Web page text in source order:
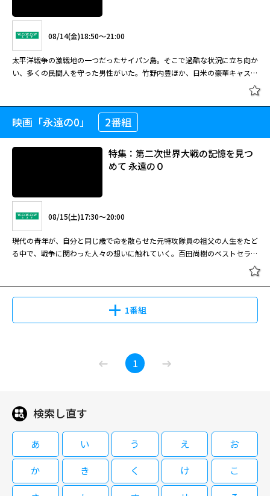
貧しかった戦後を前提にした前作から一歩進み、貧富の差が生まれだした時
ッセージが込められた。吉岡など、キャストは前作の人気者たちが再び結
集。後に３部作の完結編となる第３作「ＡＬＷＡＹＳ 三丁目の夕日’６
４」も作られた。 昭和３４年春、東京・下町の夕日町三丁目。駄菓子店の
店主で作家志望の茶川は、想いを寄せる女性ヒロミから預かった少年、淳之
介と暮らしている。そこへ淳之介の実父である男性が再び息子を連れ戻そう
べく、一度は諦めた芥川賞を再び目指す。一方、そのご近所である《鈴木オ
ート》の一家は、ひょんなことから美加という少女をしばらく預かること
に……。
ざまな変化をもたらした。吉岡秀隆ら俳優陣再々集結の第３作。監督は「ゴ
ジラ−１．０」の山崎貴。
夏休みスペシャル！「ALWAYS 三丁
目の夕日」3作品一挙放送 ALWAYS
三丁目の夕日'64
08/28(金)16:15～18:45
ジラ－１．０」の山崎貴。 西岸良平の国民的人気コミックを山崎監督が得
意のＶＦＸを駆使して映画化したシリーズ。引き続いて昭和３０年代を舞台
に、東京の下町・夕日町三丁目に生きる庶民を描く。このシリーズの特色と
いえるのは、ＶＦＸでよみがえらせた昭和３０年代の風景の数々。本作では
東京オリンピック開会式の飛行機雲や、当時開通したばかりの東海道新幹線
も登場し、現代とまったく違う風景は懐かしさと郷愁を醸す。登場するキャ
ラクターたちも前作から５年後、それぞれに人物像が成長。その作品世界に
ク”の看板作家として、「銀河少年ミノル」の連載を続けていた。だが、編
集者から“もっと新しい雰囲気で”と言われた茶川はスランプに陥る。そんな
ものになった。六子は憧れの医師の車を修理したことをきっかけに、彼と交
閉じる
08/14(金)18:50～21:00
太平洋戦争の激戦地の一つだったサイパン島。そこで過酷な状況に立ち向か
い、多くの民間人を守った男性がいた。竹野内豊ほか、日米の豪華キャスト
太平洋の奇跡 −フォックスと呼ば
れた男−
い、多くの民間人を守った男性がいた。竹野内豊ほか、日米の豪華キャスト
が共演した戦争ドラマ。
映画「永遠の0」 2番組
特集：第二次世界大戦の記憶を見つ
めて 永遠の０
08/15(土)17:30～20:00
現代の青年が、自分と同じ歳で命を散らせた元特攻隊員の祖父の人生をたど
る中で、戦争に関わった人々の想いに触れていく。百田尚樹のベストセラー
腕の零戦乗りである一方、生還に執着し続けた臆病者と非難も浴びていた祖
後に「ゴジラ-1.0」を手掛ける山崎貴監督が映画化、興収８７億円という巨
大ヒットを記録した戦争ドラマ大作。岡田准一が回想の中の祖父役を演じ、
進路に疑問を抱き始めていた。そんなとき、彼は今の祖父とは血のつながり
郎は祖父の人生をたどり始める。だが当時の祖父を知る人々は、宮部は天才
的なパイロットながら、生還に執着する臆病者、卑怯者だったと口をそろえ
て非難し……。
1番組
特集：第二次世界大戦の記憶を見つ
めて 永遠の０
08/15(土)17:30～20:00
現代の青年が、自分と同じ歳で命を散らせた元特攻隊員の祖父の人生をたど
る中で、戦争に関わった人々の想いに触れていく。百田尚樹のベストセラー
を映画化した大ヒット作。 主題歌：サザンオールスターズ（「蛍」） すご
腕の零戦乗りである一方、生還に執着し続けた臆病者と非難も浴びていた祖
父。その彼がなぜ特攻を志願したのか？ 百田によるベストセラー小説を、
1
検索し直す
あ い う え
お
か
き く け
こ